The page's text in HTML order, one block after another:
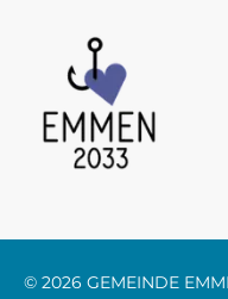
© 2026 GEMEINDE